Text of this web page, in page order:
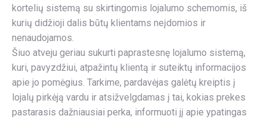
kortelių sistemą su skirtingomis lojalumo schemomis, iš
kurių didžioji dalis būtų klientams neįdomios ir
nenaudojamos.
Šiuo atveju geriau sukurti paprastesnę lojalumo sistemą,
kuri, pavyzdžiui, atpažintų klientą ir suteiktų informacijos
apie jo pomėgius. Tarkime, pardavėjas galėtų kreiptis į
lojalų pirkėją vardu ir atsižvelgdamas į tai, kokias prekes
pastarasis dažniausiai perka, informuoti jį apie ypatingas